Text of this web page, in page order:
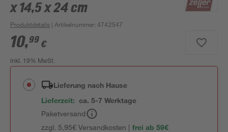
x 14,5 x 24 cm
Produktdetails | Artikelnummer:4742547
10,99 €
inkl. 19% MwSt.
Lieferung nach Hause
Lieferzeit: ca. 5-7 Werktage
Paketversand
zzgl. 5,95€ Versandkosten | frei ab 59€